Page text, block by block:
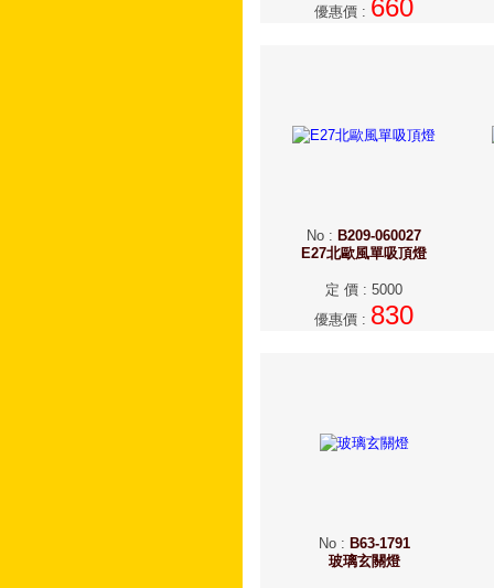
優惠價 : 660
No : B209-060027
E27北歐風單吸頂燈
定 價 : 5000
優惠價 : 830
No: B63-1791
玻璃玄關燈